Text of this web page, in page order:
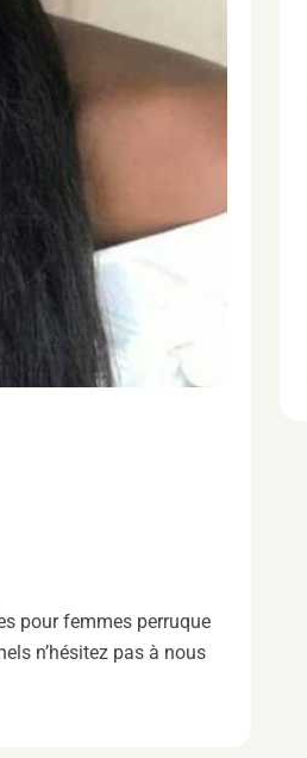
pour femmes perruque
n’hésitez pas à nous